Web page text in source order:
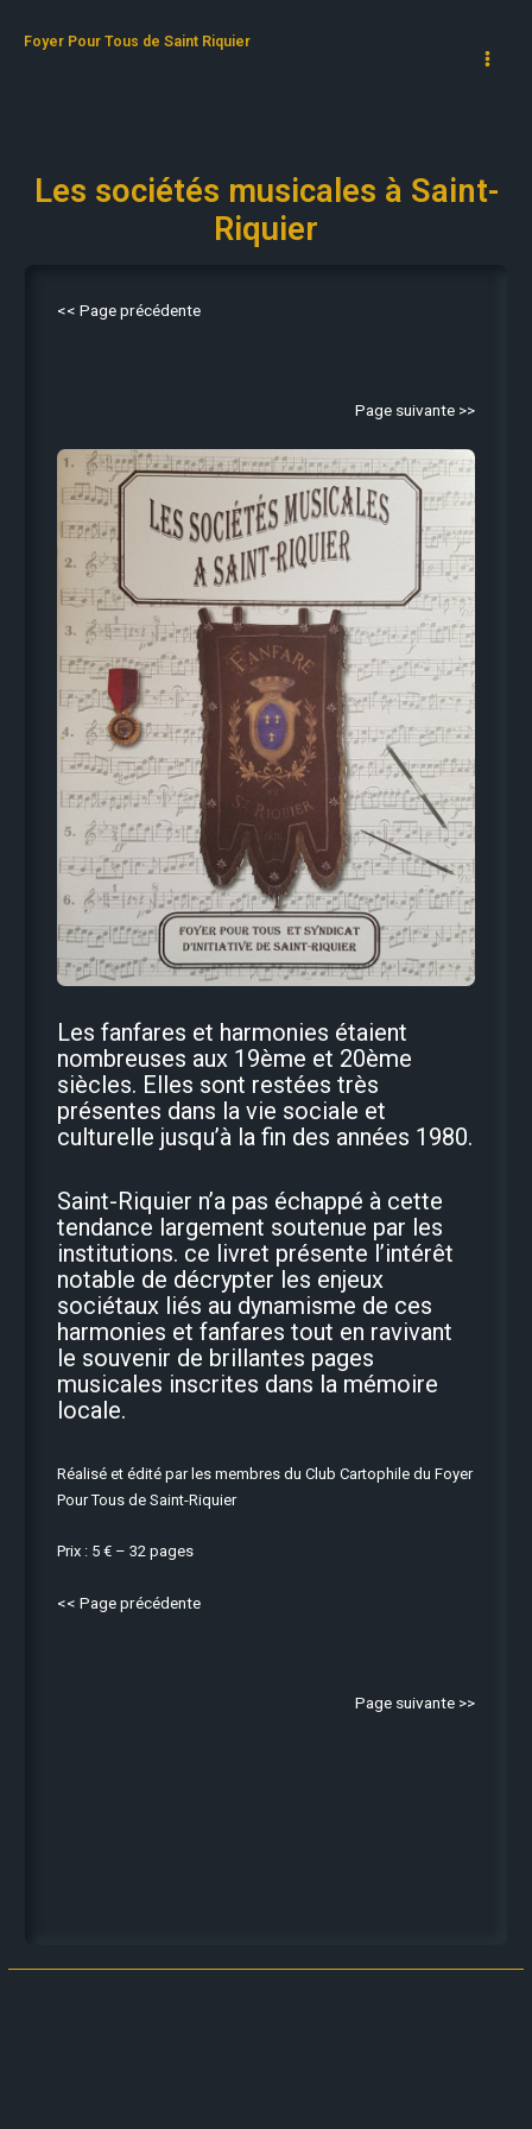
Foyer Pour Tous de Saint Riquier
Les sociétés musicales à Saint-
Riquier
<< Page précédente
Page suivante >>
Les fanfares et harmonies étaient
nombreuses aux 19ème et 20ème
siècles. Elles sont restées très
présentes dans la vie sociale et
culturelle jusqu’à la fin des années 1980.
Saint-Riquier n’a pas échappé à cette
tendance largement soutenue par les
institutions. ce livret présente l’intérêt
notable de décrypter les enjeux
sociétaux liés au dynamisme de ces
harmonies et fanfares tout en ravivant
le souvenir de brillantes pages
musicales inscrites dans la mémoire
locale.
Réalisé et édité par les membres du Club Cartophile du Foyer
Pour Tous de Saint-Riquier
Prix : 5 € – 32 pages
<< Page précédente
Page suivante >>